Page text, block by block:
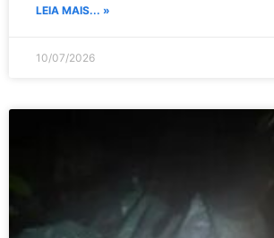
LEIA MAIS... »
10/07/2026